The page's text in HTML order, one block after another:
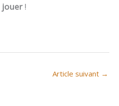
jouer!
Article suivant →